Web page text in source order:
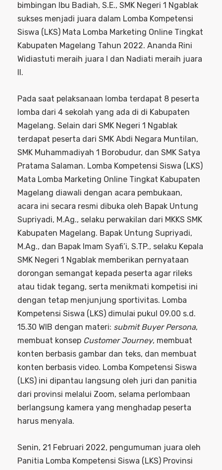
bimbingan Ibu Badiah, S.E., SMK Negeri 1 Ngablak
sukses menjadi juara dalam Lomba Kompetensi
Siswa (LKS) Mata Lomba Marketing Online Tingkat
Kabupaten Magelang Tahun 2022. Ananda Rini
Widiastuti meraih juara I dan Nadiati meraih juara
II.
Pada saat pelaksanaan lomba terdapat 8 peserta
lomba dari 4 sekolah yang ada di di Kabupaten
Magelang. Selain dari SMK Negeri 1 Ngablak
terdapat peserta dari SMK Abdi Negara Muntilan,
SMK Muhammadiyah 1 Borobudur, dan SMK Satya
Pratama Salaman. Lomba Kompetensi Siswa (LKS)
Mata Lomba Marketing Online Tingkat Kabupaten
Magelang diawali dengan acara pembukaan,
acara ini secara resmi dibuka oleh Bapak Untung
Supriyadi, M.Ag., selaku perwakilan dari MKKS SMK
Kabupaten Magelang. Bapak Untung Supriyadi,
M.Ag., dan Bapak Imam Syafi’i, S.TP., selaku Kepala
SMK Negeri 1 Ngablak memberikan pernyataan
dorongan semangat kepada peserta agar rileks
atau tidak tegang, serta menikmati kompetisi ini
dengan tetap menjunjung sportivitas. Lomba
Kompetensi Siswa (LKS) dimulai pukul 09.00 s.d.
15.30 WIB dengan materi: submit Buyer Persona,
membuat konsep Customer Journey, membuat
konten berbasis gambar dan teks, dan membuat
konten berbasis video. Lomba Kompetensi Siswa
(LKS) ini dipantau langsung oleh juri dan panitia
dari provinsi melalui Zoom, selama perlombaan
berlangsung kamera yang menghadap peserta
harus menyala.
Senin, 21 Februari 2022, pengumuman juara oleh
Panitia Lomba Kompetensi Siswa (LKS) Provinsi